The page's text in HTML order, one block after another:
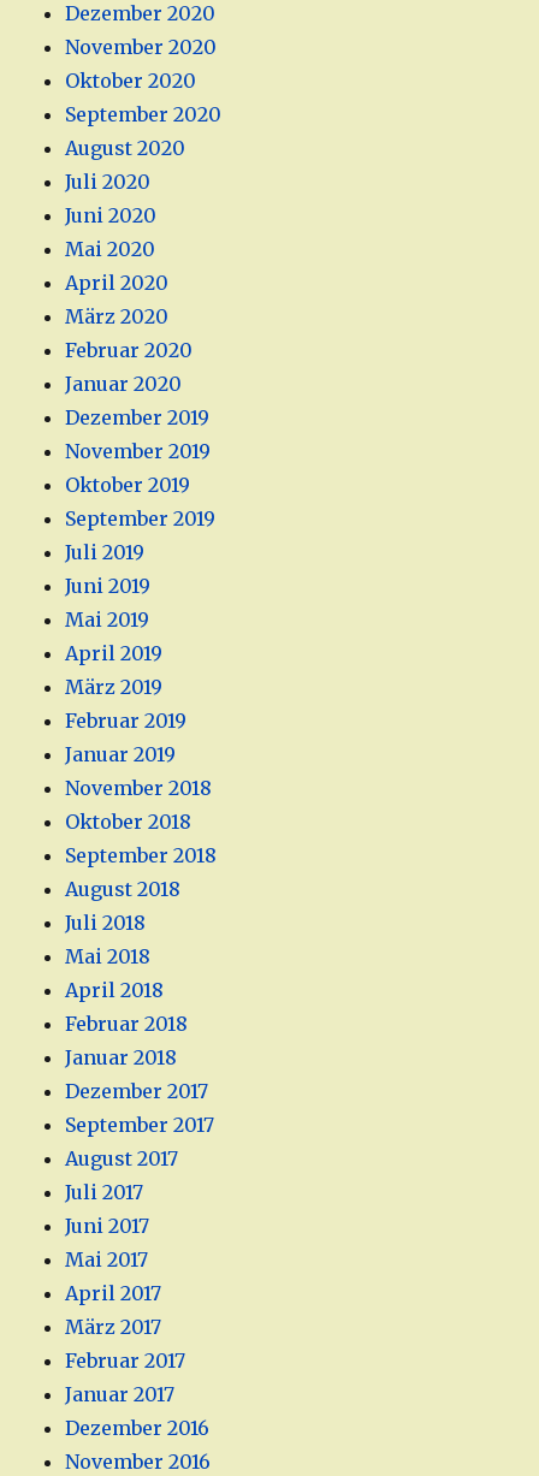
Dezember 2020
November 2020
Oktober 2020
September 2020
August 2020
Juli 2020
Juni 2020
Mai 2020
April 2020
März 2020
Februar 2020
Januar 2020
Dezember 2019
November 2019
Oktober 2019
September 2019
Juli 2019
Juni 2019
Mai 2019
April 2019
März 2019
Februar 2019
Januar 2019
November 2018
Oktober 2018
September 2018
August 2018
Juli 2018
Mai 2018
April 2018
Februar 2018
Januar 2018
Dezember 2017
September 2017
August 2017
Juli 2017
Juni 2017
Mai 2017
April 2017
März 2017
Februar 2017
Januar 2017
Dezember 2016
November 2016